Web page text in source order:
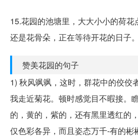
15.花园的池塘里，大大小小的荷
还是花骨朵，正在等待开花的日子。
赞美花园的句子
1) 秋风飒飒，这时，群花中的佼佼
我走近菊花。顿时感觉目不暇接。
的，黄的，紫的，还有黑里透红的
仅色彩各异，而且姿态万千-有的彬